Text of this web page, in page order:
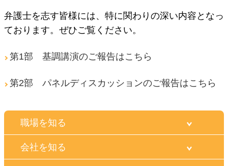
弁護士を志す皆様には、特に関わりの深い内容となっ
ております。ぜひご覧ください。
第1部 基調講演のご報告はこちら
第2部 パネルディスカッションのご報告はこちら
職場を知る
会社を知る